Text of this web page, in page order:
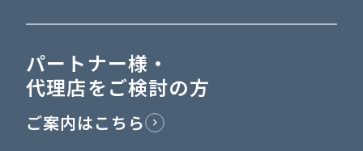
パートナー様・
代理店をご検討の方
ご案内はこちら